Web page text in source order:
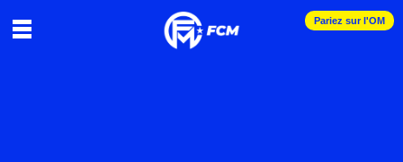
Pariez sur l'OM